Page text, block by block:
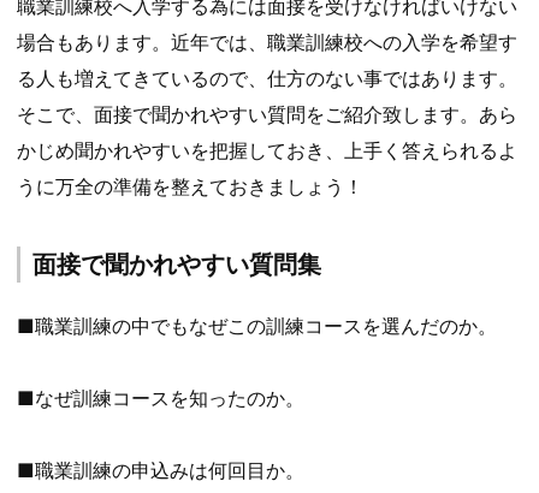
職業訓練校へ入学する為には面接を受けなければいけない
場合もあります。近年では、職業訓練校への入学を希望す
る人も増えてきているので、仕方のない事ではあります。
そこで、面接で聞かれやすい質問をご紹介致します。あら
かじめ聞かれやすいを把握しておき、上手く答えられるよ
うに万全の準備を整えておきましょう！
面接で聞かれやすい質問集
■職業訓練の中でもなぜこの訓練コースを選んだのか。
■なぜ訓練コースを知ったのか。
■職業訓練の申込みは何回目か。